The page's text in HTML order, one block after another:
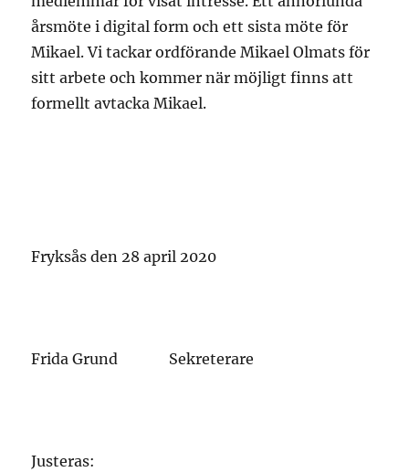
årsmöte i digital form och ett sista möte för
Mikael. Vi tackar ordförande Mikael Olmats för
sitt arbete och kommer när möjligt finns att
formellt avtacka Mikael.
Fryksås den 28 april 2020
Frida Grund Sekreterare
Justeras: